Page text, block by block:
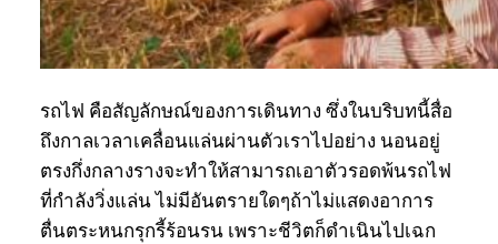
รถไฟ คือสัญลักษณ์ของการเดินทาง ซึ่งในบริบทนี้สื่อ
ถึงกาลเวลาเคลื่อนแล่นผ่านตัวเราไปอย่าง นอนอยู่
ตรงกึ่งกลางรางจะทำให้สามารถเอาตัวรอดพ้นรถไฟ
ที่กำลังวิ่งแล่น ไม่มีอันตรายใดๆถ้าไม่แสดงอาการ
ตื่นตระหนกรุกรี้ร้อนรน เพราะชีวิตก็ดำเนินไปเฉก